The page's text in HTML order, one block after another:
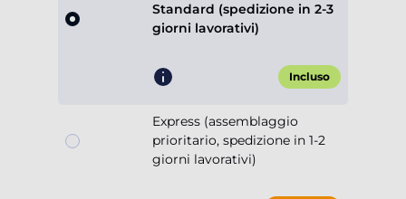
Standard (spedizione in 2-3
giorni lavorativi)
Incluso
Express (assemblaggio
prioritario, spedizione in 1-2
giorni lavorativi)